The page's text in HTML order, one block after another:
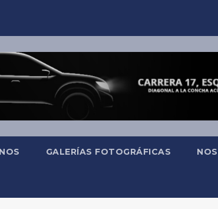
GALERÍAS FOTOGRÁFICAS